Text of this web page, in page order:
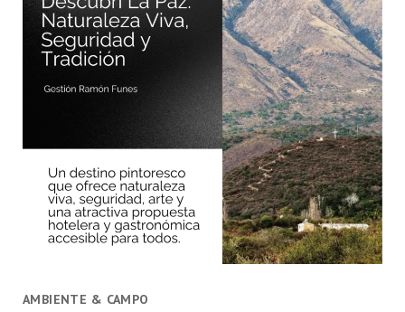
AMBIENTE & CAMPO